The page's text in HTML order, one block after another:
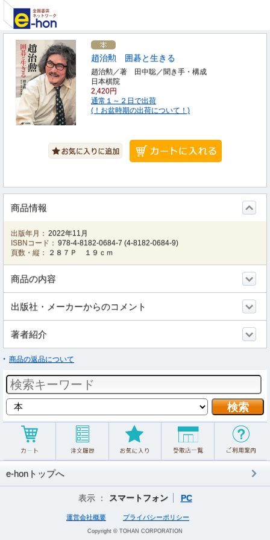
趙治勲 囲碁と生きる
趙治勲／著 田中聡／聞き手・構成
日本棋院
2,420円
通常１～２日で出荷
(！お盆時期の出荷について！)
商品情報
出版年月： 2022年11月
ISBNコード： 978-4-8182-0684-7 (4-8182-0684-9)
頁数・縦：
２８７Ｐ １９ｃｍ
商品の内容
出版社・メーカーからのコメント
著者紹介
商品の返品について
e-honトップへ
表示 ： スマートフォン PC
運営会社概要 プライバシーポリシー
Copyright © TOHAN CORPORATION